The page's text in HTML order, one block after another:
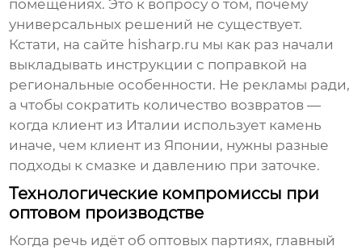
помещениях. Это к вопросу о том, почему
универсальных решений не существует.
Кстати, на сайте hisharp.ru мы как раз начали
выкладывать инструкции с поправкой на
региональные особенности. Не рекламы ради,
а чтобы сократить количество возвратов —
когда клиент из Италии использует камень
иначе, чем клиент из Японии, нужны разные
подходы к смазке и давлению при заточке.
Технологические компромиссы при
оптовом производстве
Когда речь идёт об оптовых партиях, главный